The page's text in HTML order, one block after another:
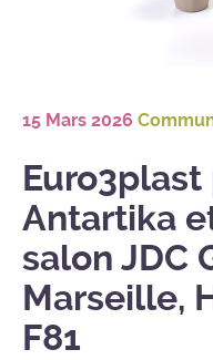
15 Mars 2026
Antartika
salon JDC
Marseille,
F81